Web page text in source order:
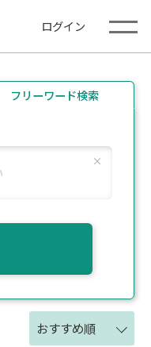
ログイン
フリーワード検索
おすすめ順